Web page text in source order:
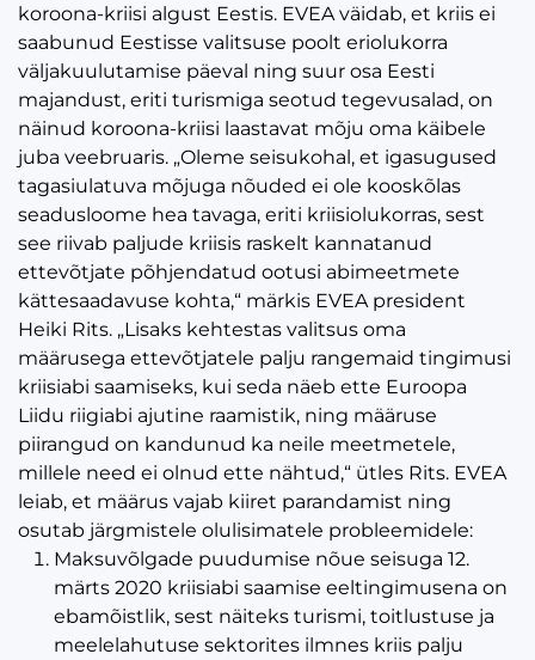
koroona-kriisi algust Eestis. EVEA väidab, et kriis ei
saabunud Eestisse valitsuse poolt eriolukorra
väljakuulutamise päeval ning suur osa Eesti
majandust, eriti turismiga seotud tegevusalad, on
näinud koroona-kriisi laastavat mõju oma käibele
juba veebruaris. „Oleme seisukohal, et igasugused
tagasiulatuva mõjuga nõuded ei ole kooskõlas
seadusloome hea tavaga, eriti kriisiolukorras, sest
see riivab paljude kriisis raskelt kannatanud
ettevõtjate põhjendatud ootusi abimeetmete
kättesaadavuse kohta,“ märkis EVEA president
Heiki Rits. „Lisaks kehtestas valitsus oma
määrusega ettevõtjatele palju rangemaid tingimusi
kriisiabi saamiseks, kui seda näeb ette Euroopa
Liidu riigiabi ajutine raamistik, ning määruse
piirangud on kandunud ka neile meetmetele,
millele need ei olnud ette nähtud,“ ütles Rits. EVEA
leiab, et määrus vajab kiiret parandamist ning
osutab järgmistele olulisimatele probleemidele:
Maksuvõlgade puudumise nõue seisuga 12.
märts 2020 kriisiabi saamise eeltingimusena on
ebamõistlik, sest näiteks turismi, toitlustuse ja
meelelahutuse sektorites ilmnes kriis palju